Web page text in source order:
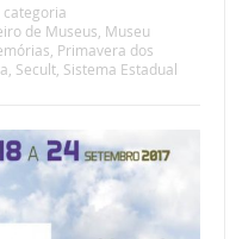
categoria
de Museus Museu
Primavera dos
Secult, Sistema Estadual